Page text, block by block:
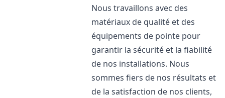
Nous travaillons avec des
matériaux de qualité et des
équipements de pointe pour
garantir la sécurité et la fiabilité
de nos installations. Nous
sommes fiers de nos résultats et
de la satisfaction de nos clients,